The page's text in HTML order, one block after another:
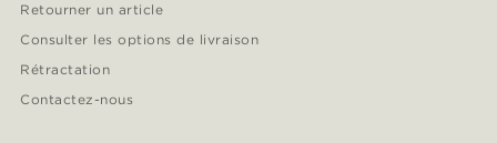
Retourner un article
Consulter les options de livraison
Rétractation
Contactez-nous